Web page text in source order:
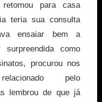
para casa
teria sua consulta
ensaiar bem a
como
procurou nos
pelo
lembrou de que já